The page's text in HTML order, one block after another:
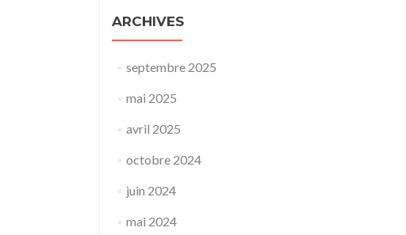
ARCHIVES
septembre 2025
mai 2025
avril 2025
octobre 2024
juin 2024
mai 2024